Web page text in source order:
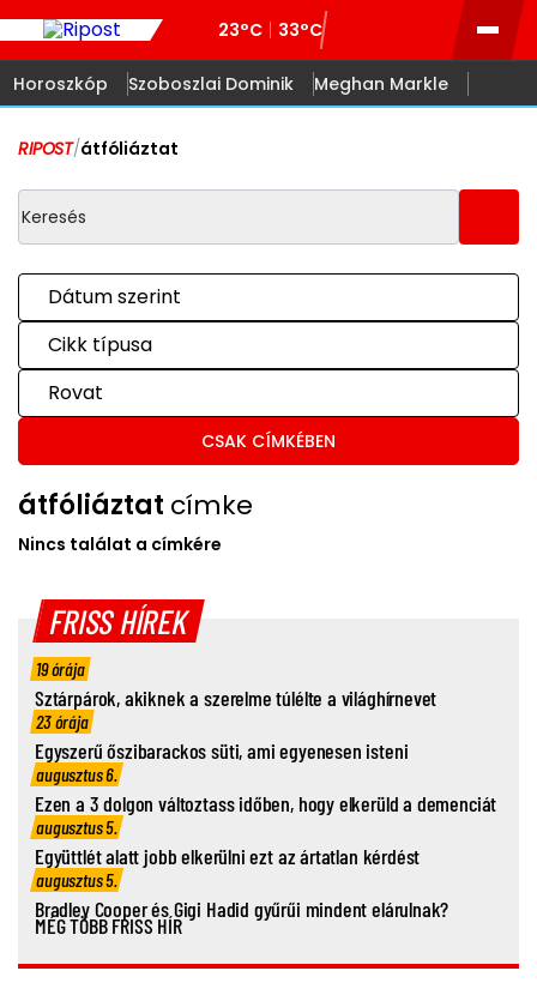
23°C 33°C
Horoszkóp Szoboszlai Dominik Meghan Markle
RIPOST/átfóliáztat
Dátum szerint
Cikk típusa
Rovat
CSAK CÍMKÉBEN
átfóliáztat címke
Nincs találat a címkére
FRISS HÍREK
19 órája
Sztárpárok, akiknek a szerelme túlélte a világhírnevet
23 órája
Egyszerű őszibarackos süti, ami egyenesen isteni
augusztus 6.
Ezen a 3 dolgon változtass időben, hogy elkerüld a demenciát
augusztus 5.
Együttlét alatt jobb elkerülni ezt az ártatlan kérdést
augusztus 5.
Bradley Cooper és Gigi Hadid gyűrűi mindent elárulnak?
MÉG TÖBB FRISS HÍR